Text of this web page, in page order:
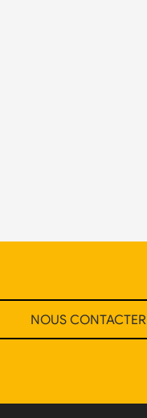
NOUS CONTACTER